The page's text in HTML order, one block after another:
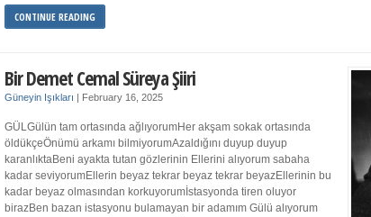
CONTINUE READING
Bir Demet Cemal Süreya Şiiri
Güneyin Işıkları February 16, 2025
GÜLGülün tam ortasında ağlıyorumHer akşam sokak ortasında
öldükçeÖnümü arkamı bilmiyorumAzaldığını duyup duyup
karanlıktaBeni ayakta tutan gözlerinin Ellerini alıyorum sabaha
kadar seviyorumEllerin beyaz tekrar beyaz tekrar beyazEllerinin bu
kadar beyaz olmasından korkuyorumİstasyonda tiren oluyor
birazBen bazan istasyonu bulamayan bir adamım Gülü alıyorum